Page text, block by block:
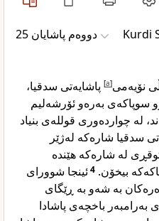
دووەم پاشایان 25 Kurdi
نۆیەمی[
a
] پاشایەتی سدقیا،
سوپاکەی بەرەو ئۆرشەلیم
لە چواردەوری قوللەی بنیاد
سدقیا شارەکە لەژێر
لە شارەکە هێندە
بیخۆن. 4ئینجا شوورای
بە شەو بە ڕێگای
باخچەی پاشادا